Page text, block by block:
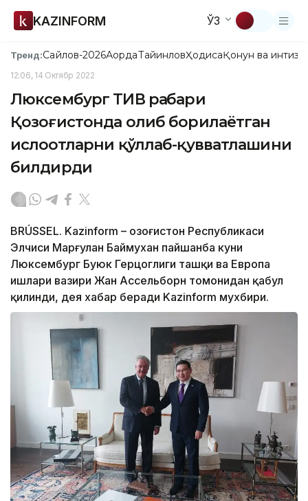
KAZINFORM ЎЗ
Тренд:Сайлов-2026АқордаТайинловҲодисаҚонун ва
12:06, 14 Октябр 2022
Люксембург ТИВ раҳбари
Қозоғистонда олиб борилаётган
ислоҳотларни қўллаб-қувватлашини
билдирди
BRÚSSEL. Kazinform – Қозоғистон Республикаси
Элчиси Марғулан Баймухан пайшанба куни
Люксембург Буюк Герцоглиги ташқи ва Европа
ишлари вазири Жан Ассельборн томонидан қабул
қилинди, дея хабар беради Kazinform мухбири.